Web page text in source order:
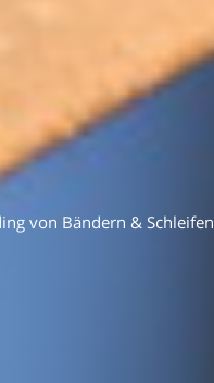
von Bändern & Schleifen